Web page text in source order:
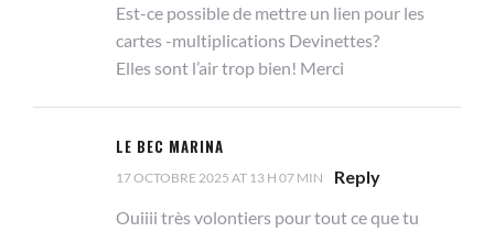
Est-ce possible de mettre un lien pour les
cartes -multiplications Devinettes?
Elles sont l’air trop bien! Merci
LE BEC MARINA
17 OCTOBRE 2025 AT 13 H 07 MIN
Reply
Ouiiii très volontiers pour tout ce que tu